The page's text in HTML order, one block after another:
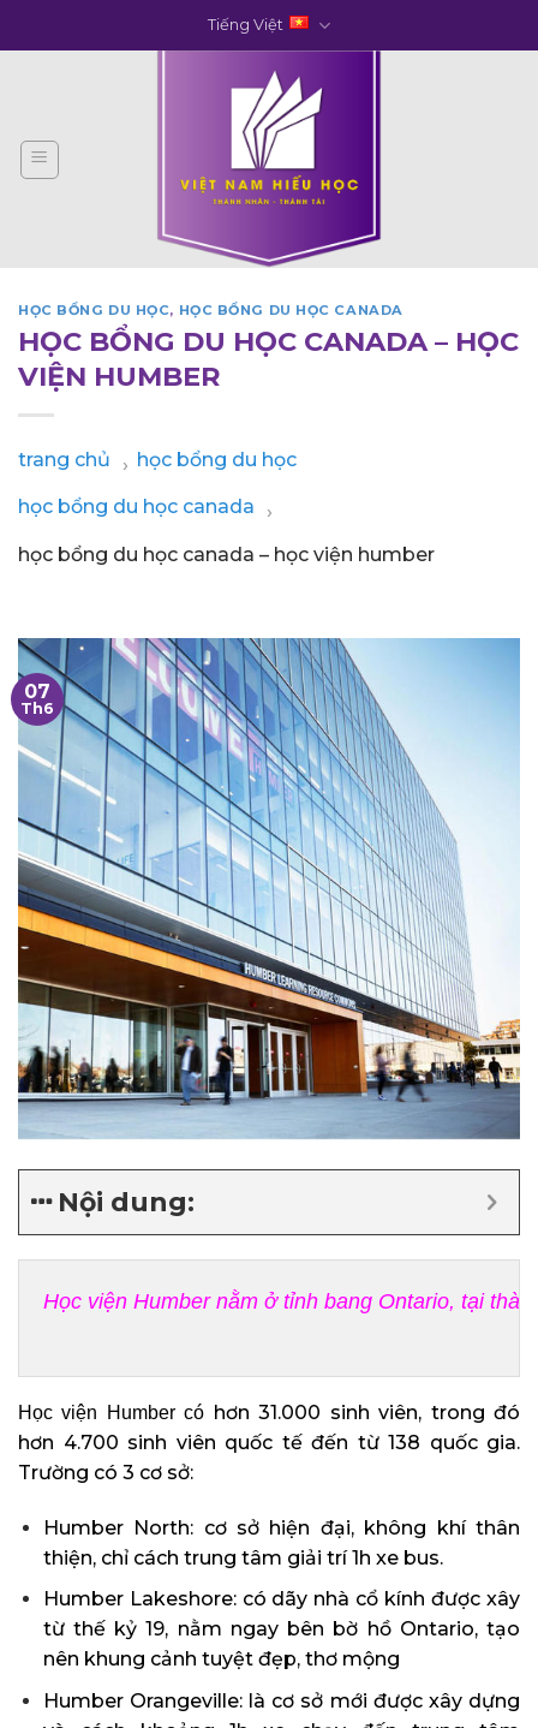
to
Tiếng Việt
HỌC BỔNG DU HỌC, HỌC BỔNG DU HỌC CANADA
HỌC BỔNG DU HỌC CANADA – HỌC
VIỆN HUMBER
trang chủ › học bổng du học
học bổng du học canada
›
học bổng du học canada – học viện humber
07
Th6
Nội dung:
Học viện Humber có hơn 31.000 sinh viên, trong đó
hơn 4.700 sinh viên quốc tế đến từ 138 quốc gia.
Trường có 3 cơ sở:
Humber North: cơ sở hiện đại, không khí thân
thiện, chỉ cách trung tâm giải trí 1h xe bus.
Humber Lakeshore: có dãy nhà cổ kính được xây
từ thế kỷ 19, nằm ngay bên bờ hồ Ontario, tạo
nên khung cảnh tuyệt đẹp, thơ mộng
Humber Orangeville: là cơ sở mới được xây dựng